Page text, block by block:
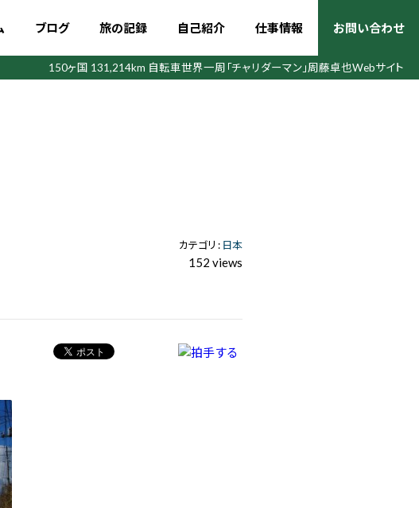
ブログ 旅の記録 自己紹介 仕事情報 お問い合わせ
150ヶ国 131,214km 自転車世界一周 「チャリダーマン」周藤卓也Webサイト
カテゴリ : 日本
152 views